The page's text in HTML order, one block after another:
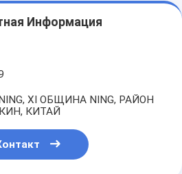
Информация
XI ОБЩИНА NING, РАЙОН
КИТАЙ